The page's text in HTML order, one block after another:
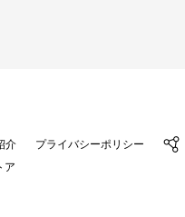
介 プライバシーポリシー
ア